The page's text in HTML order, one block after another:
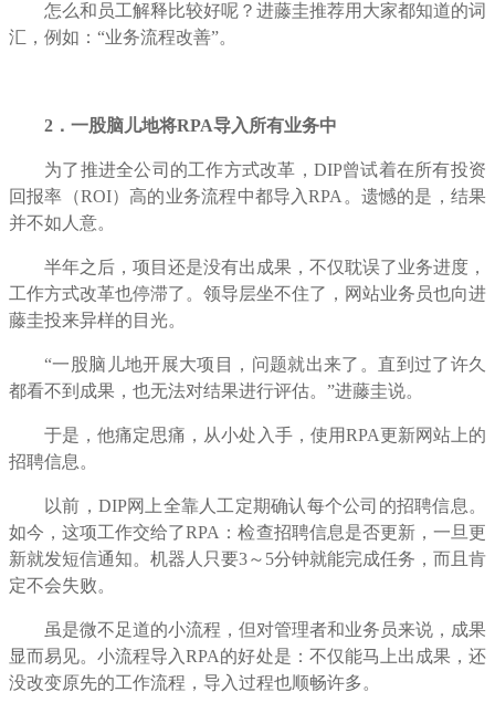
怎么和员工解释比较好呢？进藤圭推荐用大家都知道的词
汇，例如：“业务流程改善”。
2 ．一股脑儿地将RPA导入所有业务中
为了推进全公司的工作方式改革， DIP曾试着在所有投资
回报率（ROI）高的业务流程中都导入RPA。遗憾的是，结果
并不如人意。
半年之后，项目还是没有出成果，不仅耽误了业务进度，
工作方式改革也停滞了。领导层坐不住了，网站业务员也向进
藤圭投来异样的目光。
“一股脑儿地开展大项目，问题就出来了。直到过了许久
都看不到成果，也无法对结果进行评估。”进藤圭说。
于是，他痛定思痛，从小处入手，使用RPA更新网站上的
招聘信息。
以前， DIP网上全靠人工定期确认每个公司的招聘信息。
如今，这项工作交给了RPA ：检查招聘信息是否更新，一旦更
新就发短信通知。机器人只要3～ 5分钟就能完成任务，而且肯
定不会失败。
虽是微不足道的小流程，但对管理者和业务员来说，成果
显而易见。小流程导入RPA的好处是：不仅能马上出成果，还
没改变原先的工作流程，导入过程也顺畅许多。